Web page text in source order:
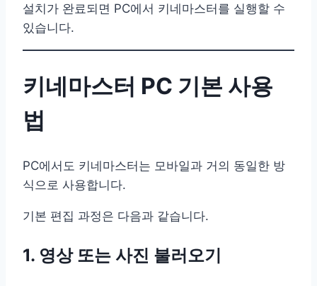
설치가 완료되면 PC에서 키네마스터를 실행할 수
있습니다.
키네마스터 PC 기본 사용
법
PC에서도 키네마스터는 모바일과 거의 동일한 방
식으로 사용합니다.
기본 편집 과정은 다음과 같습니다.
1. 영상 또는 사진 불러오기